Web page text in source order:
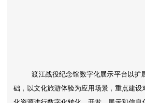
渡江战役纪念馆数字化展示平台以扩
础，以文化旅游体验为应用场景，重点建设